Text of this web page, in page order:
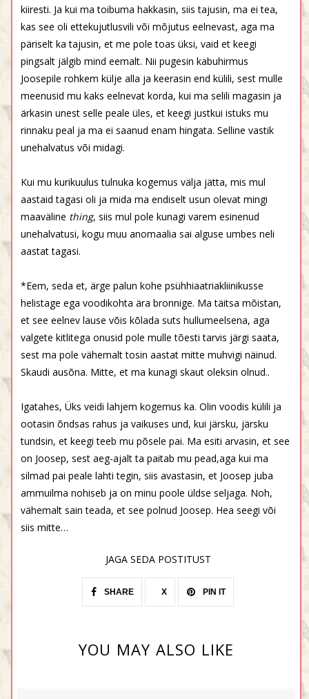
kiiresti. Ja kui ma toibuma hakkasin, siis tajusin, ma ei tea,
kas see oli ettekujutlusvili või mõjutus eelnevast, aga ma
päriselt ka tajusin, et me pole toas üksi, vaid et keegi
pingsalt jälgib mind eemalt. Nii pugesin kabuhirmus
Joosepile rohkem külje alla ja keerasin end külili, sest mulle
meenusid mu kaks eelnevat korda, kui ma selili magasin ja
ärkasin unest selle peale üles, et keegi justkui istuks mu
rinnaku peal ja ma ei saanud enam hingata. Selline vastik
unehalvatus või midagi.
Kui mu kurikuulus tulnuka kogemus välja jätta, mis mul
aastaid tagasi oli ja mida ma endiselt usun olevat mingi
maaväline thing, siis mul pole kunagi varem esinenud
unehalvatusi, kogu muu anomaalia sai alguse umbes neli
aastat tagasi.
*Eem, seda et, ärge palun kohe psühhiaatriakliinikusse
helistage ega voodikohta ära bronnige. Ma täitsa mõistan,
et see eelnev lause võis kõlada suts hullumeelsena, aga
valgete kitlitega onusid pole mulle tõesti tarvis järgi saata,
sest ma pole vähemalt tosin aastat mitte muhvigi näinud.
Skaudi ausõna. Mitte, et ma kunagi skaut oleksin olnud..
Igatahes, Üks veidi lahjem kogemus ka. Olin voodis külili ja
ootasin õndsas rahus ja vaikuses und, kui järsku, järsku
tundsin, et keegi teeb mu põsele pai. Ma esiti arvasin, et see
on Joosep, sest aeg-ajalt ta paitab mu pead,aga kui ma
silmad pai peale lahti tegin, siis avastasin, et Joosep juba
ammuilma nohiseb ja on minu poole üldse seljaga. Noh,
vähemalt sain teada, et see polnud Joosep. Hea seegi või
siis mitte…
JAGA SEDA POSTITUST
SHARE X PIN IT
YOU MAY ALSO LIKE